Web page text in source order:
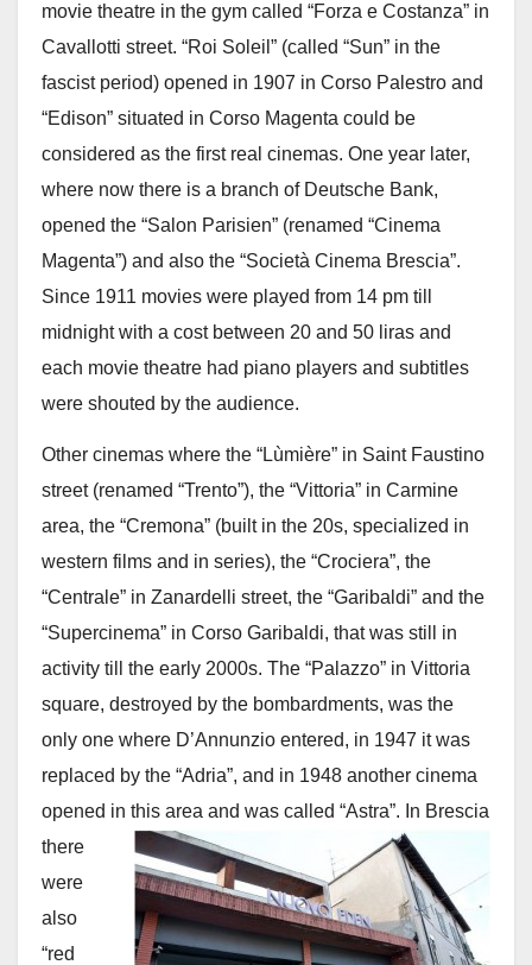
movie theatre in the gym called “Forza e Costanza” in
Cavallotti street. “Roi Soleil” (called “Sun” in the
fascist period) opened in 1907 in Corso Palestro and
“Edison” situated in Corso Magenta could be
considered as the first real cinemas. One year later,
where now there is a branch of Deutsche Bank,
opened the “Salon Parisien” (renamed “Cinema
Magenta”) and also the “Società Cinema Brescia”.
Since 1911 movies were played from 14 pm till
midnight with a cost between 20 and 50 liras and
each movie theatre had piano players and subtitles
were shouted by the audience.
Other cinemas where the “Lùmière” in Saint Faustino
street (renamed “Trento”), the “Vittoria” in Carmine
area, the “Cremona” (built in the 20s, specialized in
western films and in series), the “Crociera”, the
“Centrale” in Zanardelli street, the “Garibaldi” and the
“Supercinema” in Corso Garibaldi, that was still in
activity till the early 2000s. The “Palazzo” in Vittoria
square, destroyed by the bombardments, was the
only one where D’Annunzio entered, in 1947 it was
replaced by the “Adria”, and in 1948 another cinema
opened in this area and was called “Astra”. In Brescia
there
were
also
“red